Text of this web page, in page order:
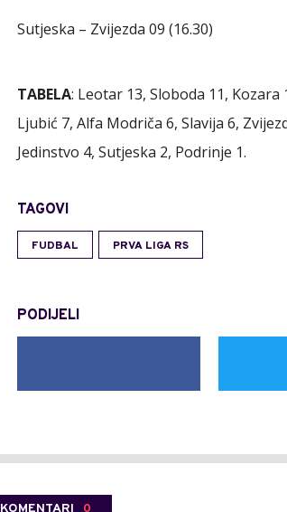
Sutjeska – Zvijezda 09 (16.30)
TABELA: Leotar 13, Sloboda 11,
Ljubić 7, Alfa Modriča 6, Slavija 6,
Jedinstvo 4, Sutjeska 2, Podrinje 1.
TAGOVI
FUDBAL PRVA LIGA RS
PODIJELI
KOMENTARI 0